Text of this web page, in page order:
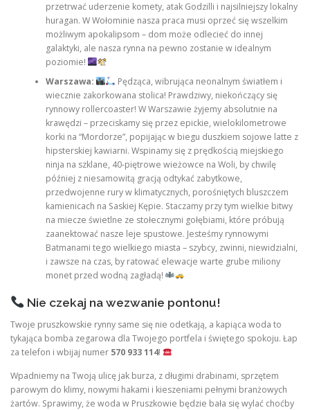
przetrwać uderzenie komety, atak Godzilli i najsilniejszy lokalny
huragan. W Wołominie nasza praca musi oprzeć się wszelkim
możliwym apokalipsom – dom może odlecieć do innej
galaktyki, ale nasza rynna na pewno zostanie w idealnym
poziomie!
Warszawa:
Pędząca, wibrująca neonalnym światłem i
wiecznie zakorkowana stolica! Prawdziwy, niekończący się
rynnowy rollercoaster! W Warszawie żyjemy absolutnie na
krawędzi – przeciskamy się przez epickie, wielokilometrowe
korki na “Mordorze”, popijając w biegu duszkiem sojowe latte z
hipsterskiej kawiarni. Wspinamy się z prędkością miejskiego
ninja na szklane, 40-piętrowe wieżowce na Woli, by chwilę
później z niesamowitą gracją odtykać zabytkowe,
przedwojenne rury w klimatycznych, porośniętych bluszczem
kamienicach na Saskiej Kępie. Staczamy przy tym wielkie bitwy
na miecze świetlne ze stołecznymi gołębiami, które próbują
zaanektować nasze leje spustowe. Jesteśmy rynnowymi
Batmanami tego wielkiego miasta – szybcy, zwinni, niewidzialni,
i zawsze na czas, by ratować elewacje warte grube miliony
monet przed wodną zagładą!
Nie czekaj na wezwanie pontonu!
Twoje pruszkowskie rynny same się nie odetkają, a kapiąca woda to
tykająca bomba zegarowa dla Twojego portfela i świętego spokoju. Łap
za telefon i wbijaj numer 570 933 114!
Wpadniemy na Twoją ulicę jak burza, z długimi drabinami, sprzętem
parowym do klimy, nowymi hakami i kieszeniami pełnymi branżowych
żartów. Sprawimy, że woda w Pruszkowie będzie bała się wylać choćby